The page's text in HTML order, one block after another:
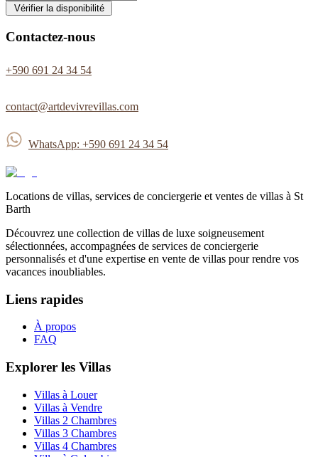
Vérifier la disponibilité
Contactez-nous
+590 691 24 34 54
contact@artdevivrevillas.com
WhatsApp: +590 691 24 34 54
Locations de villas, services de conciergerie et ventes de villas à St
Barth
Découvrez une collection de villas de luxe soigneusement
sélectionnées, accompagnées de services de conciergerie
personnalisés et d'une expertise en vente de villas pour rendre vos
vacances inoubliables.
Liens rapides
À propos
FAQ
Explorer les Villas
Villas à Louer
Villas à Vendre
Villas 2 Chambres
Villas 3 Chambres
Villas 4 Chambres